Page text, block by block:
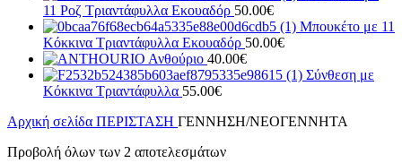
11 Ροζ Τριαντάφυλλα Εκουαδόρ 50.00€
Μπουκέτο με 11
Κόκκινα Τριαντάφυλλα Εκουαδόρ 50.00€
Ανθούριο 40.00€
Σύνθεση με
Κόκκινα Τριαντάφυλλα 55.00€
Αρχική σελίδα ΠΕΡΙΣΤΑΣΗ ΓΕΝΝΗΣΗ/ΝΕΟΓΕΝΝΗΤΑ
Προβολή όλων των 2 αποτελεσμάτων